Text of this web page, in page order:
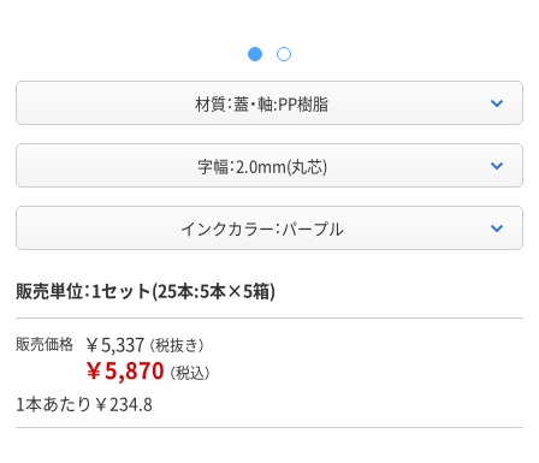
材質：蓋・軸:PP樹脂
字幅：2.0mm(丸芯)
インクカラー：パープル
販売単位：1セット(25本:5本×5箱)
販売価格 ￥5,337 （税抜き）
￥5,870 （税込）
1本あたり￥234.8